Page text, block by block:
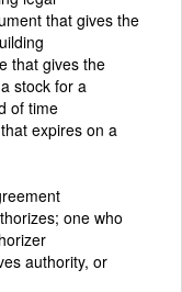
that gives the
that gives the
stock for a
of time
expires on a
one who
authority, or